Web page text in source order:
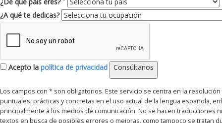
¿A qué te dedicas?
Acepto la política de privacidad Consúltanos
Los campos con * son obligatorios